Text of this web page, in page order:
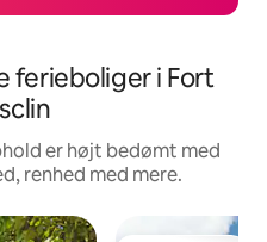
ferieboliger i Fort
er højt bedømt med
renhed med mere.